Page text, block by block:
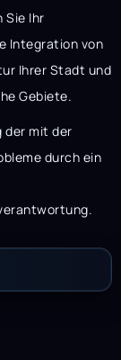
Sie Ihr
Integration von
Ihrer Stadt und
Gebiete.
der mit der
durch ein